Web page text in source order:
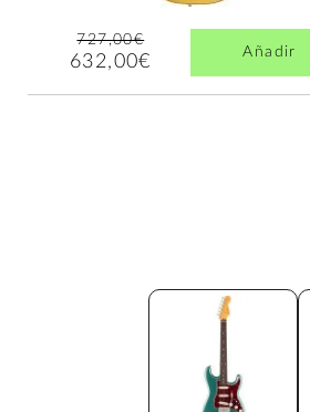
727,00€
632,00€ Añadir